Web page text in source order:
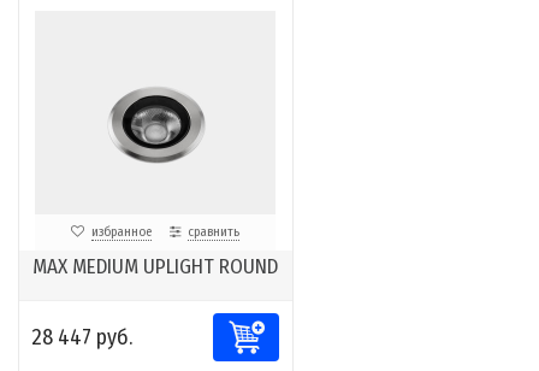
избранное сравнить
MAX MEDIUM UPLIGHT ROUND
28 447 руб.